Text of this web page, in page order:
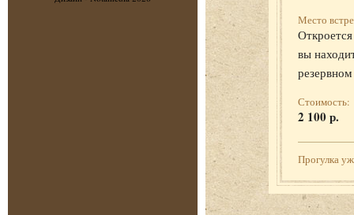
Место
вы
Стоимость:
2 100 р.
Прогулка